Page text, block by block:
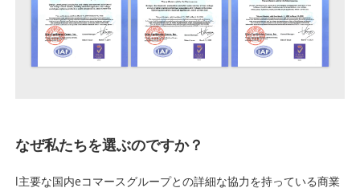
なぜ私たちを選ぶのですか？
l主要な国内eコマースグループとの詳細な協力を持っている商業